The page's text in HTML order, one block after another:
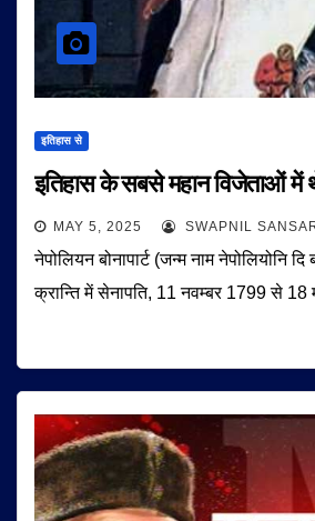
इतिहास से
इतिहास के सबसे महान विजेताओं में
MAY 5, 2025 SWAPNIL
नेपोलियन बोनापार्ट (जन्म नाम नेपोलियोनि दि
क्रान्ति में सेनापति, 11 नवम्बर 1799 से